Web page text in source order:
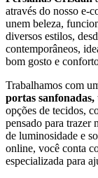
através do nosso e-
unem beleza,
diversos estilos,
contemporâneos,
bom gosto e
Trabalhamos com
portas
opções de tecidos,
pensado para trazer
de luminosidade e
online, você conta
especializada para